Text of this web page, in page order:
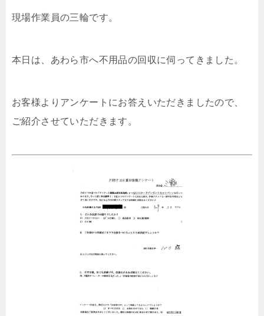
現場作業員の三輪です。
本日は、あわら市へ不用品の回収に伺ってきました。
お客様よりアンケートにお答えいただきましたので、
ご紹介させていただきます。